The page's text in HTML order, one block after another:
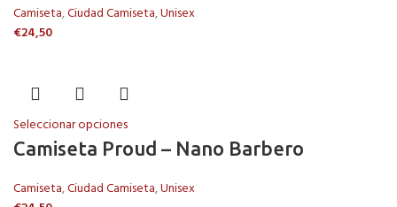
Camiseta,Ciudad Camiseta,Unisex
€24,50
Seleccionar opciones
Camiseta Proud – Nano Barbero
Camiseta,Ciudad Camiseta,Unisex